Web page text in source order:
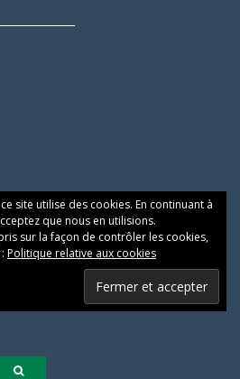
site utilise des cookies. En continuant à
que nous en utilisions.
sur la façon de contrôler les cookies,
Politique relative aux cookies